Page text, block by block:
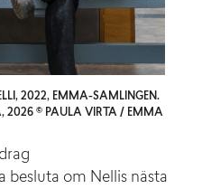
2022, EMMA-SAMLINGEN.
2026 © PAULA VIRTA / EMMA
besluta om Nellis nästa